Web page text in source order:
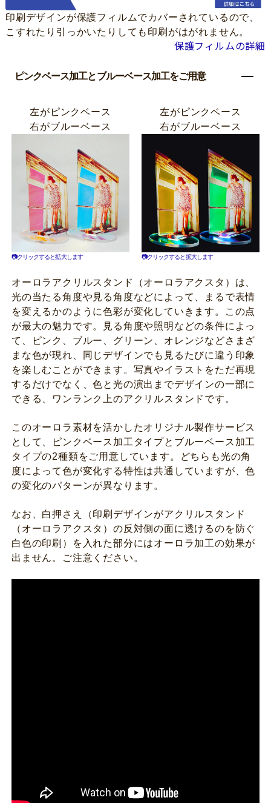
印刷デザインが保護フィルムでカバーされているので、
こすれたり引っかいたりしても印刷がはがれません。
保護フィルムの詳細
ピンクベース加工とブルーベース加工をご用意
左がピンクベース
右がブルーベース
📷クリックすると拡大します
左がピンクベース
右がブルーベース
📷クリックすると拡大します
オーロラアクリルスタンド（オーロラアクスタ）は、
光の当たる角度や見る角度などによって、まるで表情
を変えるかのように色彩が変化していきます。この点
が最大の魅力です。見る角度や照明などの条件によっ
て、ピンク、ブルー、グリーン、オレンジなどさまざ
まな色が現れ、同じデザインでも見るたびに違う印象
を楽しむことができます。写真やイラストをただ再現
するだけでなく、色と光の演出までデザインの一部に
できる、ワンランク上のアクリルスタンドです。
このオーロラ素材を活かしたオリジナル製作サービス
として、ピンクベース加工タイプとブルーベース加工
タイプの2種類をご用意しています。どちらも光の角
度によって色が変化する特性は共通していますが、色
の変化のパターンが異なります。
なお、白押さえ（印刷デザインがアクリルスタンド
（オーロラアクスタ）の反対側の面に透けるのを防ぐ
白色の印刷）を入れた部分にはオーロラ加工の効果が
出ません。ご注意ください。